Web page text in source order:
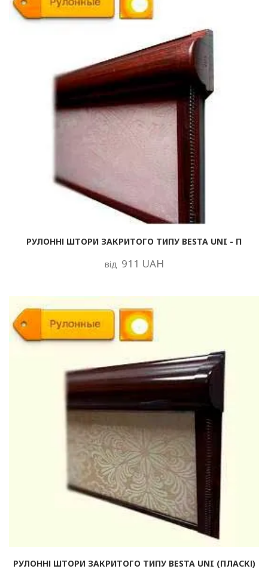
РУЛОННІ ШТОРИ ЗАКРИТОГО ТИПУ BESTA UNI - П
від 911 UAH
РУЛОННІ ШТОРИ ЗАКРИТОГО ТИПУ BESTA UNI (ПЛАСКІ)